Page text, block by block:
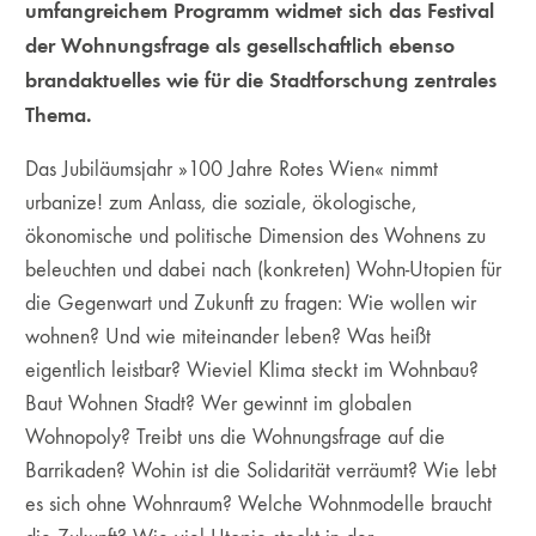
umfangreichem Programm widmet sich das Festival
der Wohnungsfrage als gesellschaftlich ebenso
brandaktuelles wie für die Stadtforschung zentrales
Thema.
Das Jubiläumsjahr »100 Jahre Rotes Wien« nimmt
urbanize! zum Anlass, die soziale, ökologische,
ökonomische und politische Dimension des Wohnens zu
beleuchten und dabei nach (konkreten) Wohn-Utopien für
die Gegenwart und Zukunft zu fragen: Wie wollen wir
wohnen? Und wie miteinander leben? Was heißt
eigentlich leistbar? Wieviel Klima steckt im Wohnbau?
Baut Wohnen Stadt? Wer gewinnt im globalen
Wohnopoly? Treibt uns die Wohnungsfrage auf die
Barrikaden? Wohin ist die Solidarität verräumt? Wie lebt
es sich ohne Wohnraum? Welche Wohnmodelle braucht